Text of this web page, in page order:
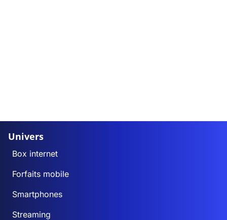
Univers
Box internet
Forfaits mobile
Smartphones
Streaming